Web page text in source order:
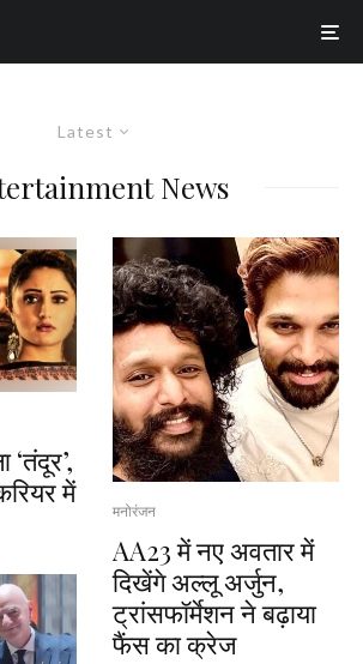
Latest
News
में
मनोरंजन
AA23 में नए अवतार में
दिखेंगे अल्लू अर्जुन,
ट्रांसफॉर्मेशन ने बढ़ाया
फैंस का क्रेज